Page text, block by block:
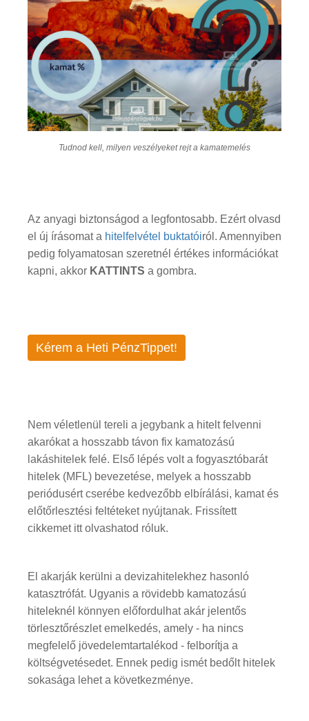
Tudnod kell, milyen veszélyeket rejt a kamatemelés
Az anyagi biztonságod a legfontosabb. Ezért olvasd
el új írásomat a hitelfelvétel buktatóiról. Amennyiben
pedig folyamatosan szeretnél értékes információkat
kapni, akkor KATTINTS a gombra.
Kérem a Heti PénzTippet!
Nem véletlenül tereli a jegybank a hitelt felvenni
akarókat a hosszabb távon fix kamatozású
lakáshitelek felé. Első lépés volt a fogyasztóbarát
hitelek (MFL) bevezetése, melyek a hosszabb
periódusért cserébe kedvezőbb elbírálási, kamat és
előtőrlesztési feltéteket nyújtanak. Frissített
cikkemet itt olvashatod róluk.
El akarják kerülni a devizahitelekhez hasonló
katasztrófát. Ugyanis a rövidebb kamatozású
hiteleknél könnyen előfordulhat akár jelentős
törlesztőrészlet emelkedés, amely - ha nincs
megfelelő jövedelemtartalékod - felborítja a
költségvetésedet. Ennek pedig ismét bedőlt hitelek
sokasága lehet a következménye.